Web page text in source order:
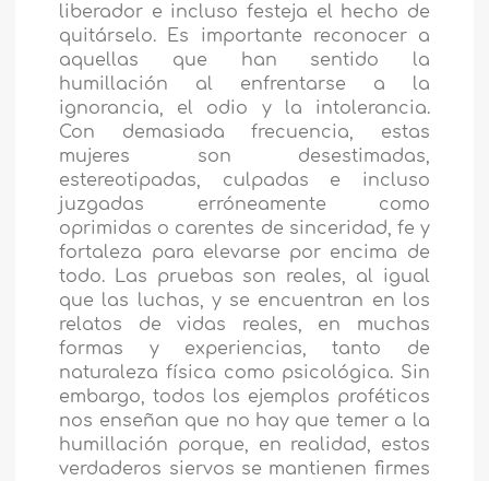
liberador e incluso festeja el hecho de
quitárselo. Es importante reconocer a
aquellas que han sentido la
humillación al enfrentarse a la
ignorancia, el odio y la intolerancia.
Con demasiada frecuencia, estas
mujeres son desestimadas,
estereotipadas, culpadas e incluso
juzgadas erróneamente como
oprimidas o carentes de sinceridad, fe y
fortaleza para elevarse por encima de
todo. Las pruebas son reales, al igual
que las luchas, y se encuentran en los
relatos de vidas reales, en muchas
formas y experiencias, tanto de
naturaleza física como psicológica. Sin
embargo, todos los ejemplos proféticos
nos enseñan que no hay que temer a la
humillación porque, en realidad, estos
verdaderos siervos se mantienen firmes